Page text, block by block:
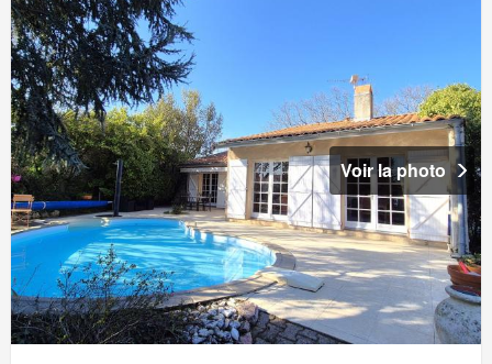
Voir la photo